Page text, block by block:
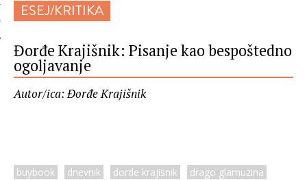
ESEJ/KRITIKA
Đorđe Krajišnik: Pisanje kao bespoštedno
ogoljavanje
Autor/ica: Đorđe Krajišnik
buybook dnevnik dorde krajisnik
drago glamuzina